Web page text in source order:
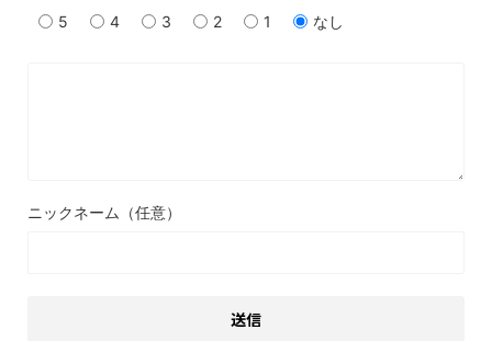
5 4 3 2 1 なし
ニックネーム（任意）